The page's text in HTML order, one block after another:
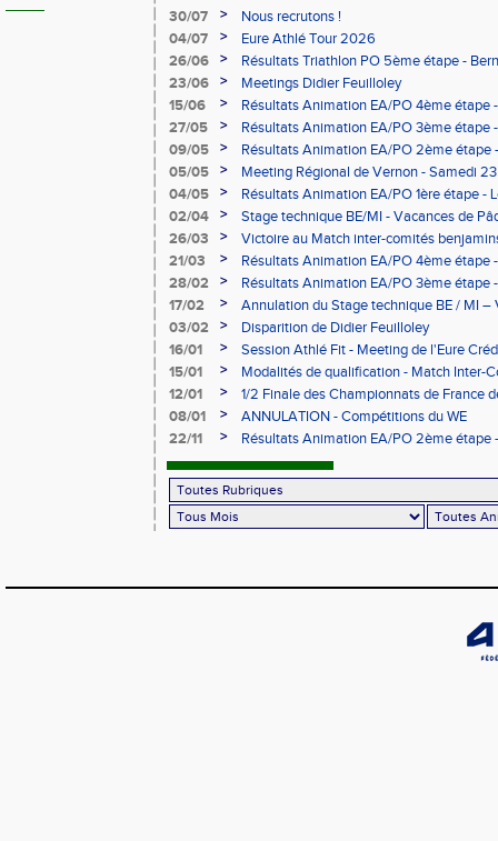
30/07 >
Nous recrutons !
04/07
>
Eure Athlé Tour 2026
26/06
>
Résultats Triathlon PO 5ème étape -
23/06
>
Meetings Didier Feuilloley
15/06
>
Résultats Animation EA/PO 4ème étape
27/05
>
Résultats Animation EA/PO 3ème
09/05
>
Résultats Animation EA/PO 2ème étape
09/05/2026
05/05 >
Meeting Régional de Vernon - Samedi
04/05
>
Résultats Animation EA/PO 1ère étape
02/04
>
Stage technique BE/MI - Vacances de
26/03
>
Victoire au Match inter-comités
21/03
>
Résultats Animation EA/PO 4ème étape
28/02
>
Résultats Animation EA/PO 3ème étape
28/02/2026
17/02 >
Annulation du Stage technique BE / MI –
03/02
>
Disparition de Didier Feuilloley
16/01
>
Session Athlé Fit - Meeting de l'Eure
15/01
>
Modalités de qualification - Match Inter-
12/01
>
1/2 Finale des Championnats de France
février à Évreux
08/01 >
ANNULATION - Compétitions du WE
22/11
> Résultats Animation EA/PO 2ème étape